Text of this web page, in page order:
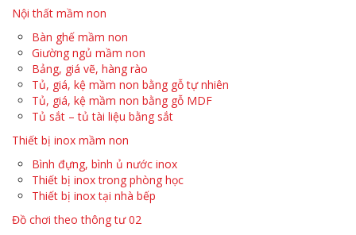
Nội thất mầm non
Bàn ghế mầm non
Giường ngủ mầm non
Bảng, giá vẽ, hàng rào
Tủ, giá, kệ mầm non bằng gỗ tự nhiên
Tủ, giá, kệ mầm non bằng gỗ MDF
Tủ sắt – tủ tài liệu bằng sắt
Thiết bị inox mầm non
Bình đựng, bình ủ nước inox
Thiết bị inox trong phòng học
Thiết bị inox tại nhà bếp
Đồ chơi theo thông tư 02